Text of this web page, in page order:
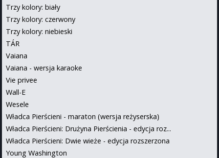
Trzy kolory: biały
Trzy kolory: czerwony
Trzy kolory: niebieski
TÁR
Vaiana
Vaiana - wersja karaoke
Vie privee
Wall-E
Wesele
Władca Pierścieni - maraton (wersja reżyserska)
Władca Pierścieni: Drużyna Pierścienia - edycja roz...
Władca Pierścieni: Dwie wieże - edycja rozszerzona
Young Washington